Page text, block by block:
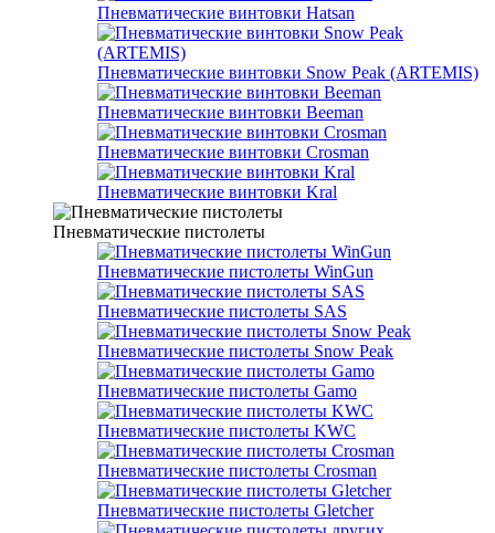
Пневматические винтовки Hatsan
Пневматические винтовки Snow Peak (ARTEMIS)
Пневматические винтовки Beeman
Пневматические винтовки Crosman
Пневматические винтовки Kral
Пневматические пистолеты
Пневматические пистолеты WinGun
Пневматические пистолеты SAS
Пневматические пистолеты Snow Peak
Пневматические пистолеты Gamo
Пневматические пистолеты KWC
Пневматические пистолеты Crosman
Пневматические пистолеты Gletcher